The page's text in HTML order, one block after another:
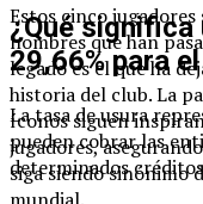
Estos cinco
nombres que han
legado es el que ha
historia del club. La
íconos siguen
jugadores,
siga siendo sinónimo
¿Qué significa
29,66% para
La tasa de usura
pueden cobrar las
determinados